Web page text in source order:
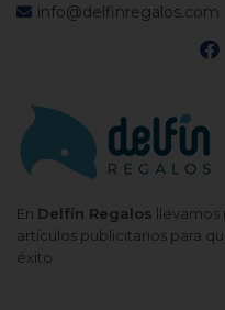
En Delfín Regalos llevamos
artículos publicitarios para
éxito.
info@delfinregalos.com